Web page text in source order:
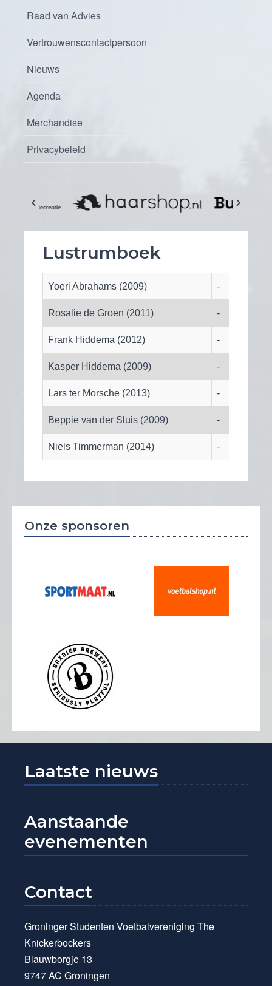
Raad van Advies
Vertrouwenscontactpersoon
Nieuws
Agenda
Merchandise
Privacybeleid
Lustrumboek
Yoeri Abrahams (2009) -
Rosalie de Groen (2011) -
Frank Hiddema (2012) -
Kasper Hiddema (2009) -
Lars ter Morsche (2013) -
Beppie van der Sluis (2009) -
Niels Timmerman (2014) -
Onze sponsoren
Laatste nieuws
Aanstaande
evenementen
Contact
Groninger Studenten Voetbalvereniging The
Knickerbockers
Blauwborgje 13
9747 AC Groningen